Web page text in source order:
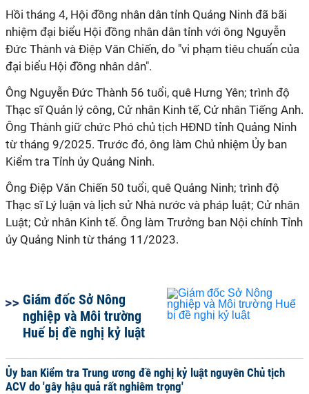
Hồi tháng 4, Hội đồng nhân dân tỉnh Quảng Ninh đã bãi
nhiệm đại biểu Hội đồng nhân dân tỉnh với ông Nguyễn
Đức Thành và Điệp Văn Chiến, do "vi phạm tiêu chuẩn của
đại biểu Hội đồng nhân dân".
Ông Nguyễn Đức Thành 56 tuổi, quê Hưng Yên; trình độ
Thạc sĩ Quản lý công, Cử nhân Kinh tế, Cử nhân Tiếng Anh.
Ông Thành giữ chức Phó chủ tịch HĐND tỉnh Quảng Ninh
từ tháng 9/2025. Trước đó, ông làm Chủ nhiệm Ủy ban
Kiểm tra Tỉnh ủy Quảng Ninh.
Ông Điệp Văn Chiến 50 tuổi, quê Quảng Ninh; trình độ
Thạc sĩ Lý luận và lịch sử Nhà nước và pháp luật; Cử nhân
Luật; Cử nhân Kinh tế. Ông làm Trưởng ban Nội chính Tỉnh
ủy Quảng Ninh từ tháng 11/2023.
Giám đốc Sở Nông
nghiệp và Môi trường
Huế bị đề nghị kỷ luật
Ủy ban Kiểm tra Trung ương đề nghị kỷ luật nguyên Chủ tịch
ACV do 'gây hậu quả rất nghiêm trọng'